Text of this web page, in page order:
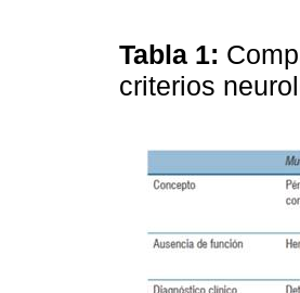
Tabla 1:
criterios